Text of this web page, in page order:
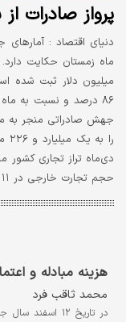
پرواز صادرات از
دنیای اقتصاد :آمارهای
میلیون دلار ثبت شده
جهش صادراتی منجر به
حجم تجارت خارجی در ۱۱ ماه منتهی به بهمن…
هزینه مبادله و
محمد ثاقب فرد
در تاریخ ۱۲